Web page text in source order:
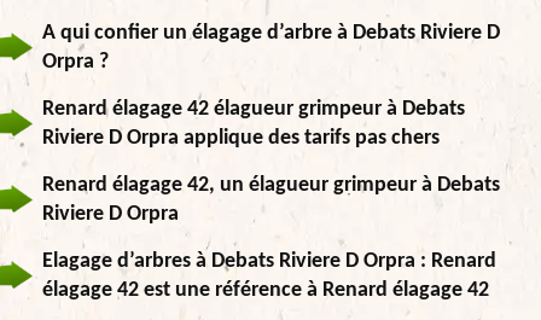
A qui confier un élagage d’arbre à Debats Riviere D
Orpra ?
Renard élagage 42 élagueur grimpeur à Debats
Riviere D Orpra applique des tarifs pas chers
Renard élagage 42, un élagueur grimpeur à Debats
Riviere D Orpra
Elagage d’arbres à Debats Riviere D Orpra : Renard
élagage 42 est une référence à Renard élagage 42